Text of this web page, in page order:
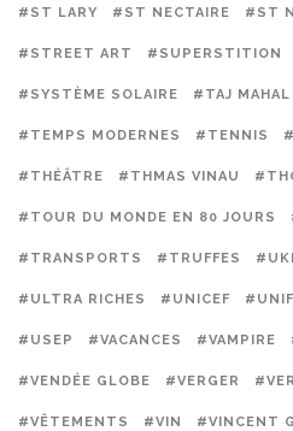
#ST LARY #ST NECTAIRE #ST
#STREET ART #SUPERSTITION
#SYSTÈME SOLAIRE #TAJ MAHAL
#TEMPS MODERNES #TENNIS
#THÉÂTRE #THMAS VINAU
#TOUR DU MONDE EN 80 JOURS
#TRANSPORTS #TRUFFES
#ULTRA RICHES #UNICEF
#USEP #VACANCES #VAMPIRE
#VENDÉE GLOBE #VERGER
#VÊTEMENTS #VIN #VINCENT